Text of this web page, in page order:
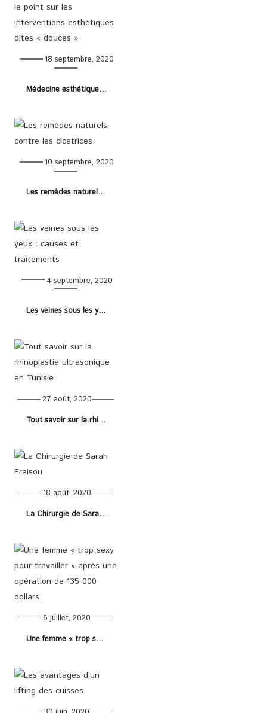
18 septembre, 2020
Médecine esthétique : le point sur les interventions esthétiques dites « douces »
10 septembre, 2020
Les remèdes naturels contre les cicatrices
4 septembre, 2020
Les veines sous les yeux : causes et traitements
27 août, 2020
Tout savoir sur la rhinoplastie ultrasonique en Tunisie
18 août, 2020
La Chirurgie de Sarah Fraisou
6 juillet, 2020
Une femme « trop sexy pour travailler » après une opération de 135 000 dollars.